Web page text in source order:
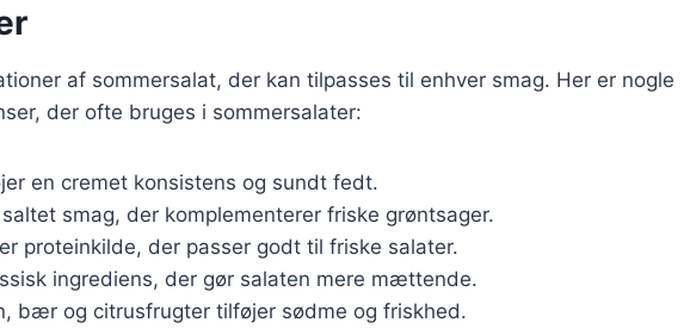
af sommersalat, der kan tilpasses til enhver smag. Her er nogle
der ofte bruges i sommersalater:
en cremet konsistens og sundt fedt.
smag, der komplementerer friske grøntsager.
proteinkilde, der passer godt til friske salater.
ingrediens, der gør salaten mere mættende.
bær og citrusfrugter tilføjer sødme og friskhed.